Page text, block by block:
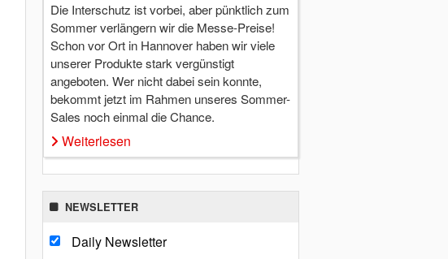
Die Interschutz ist vorbei, aber pünktlich zum
Sommer verlängern wir die Messe-Preise!
Schon vor Ort in Hannover haben wir viele
unserer Produkte stark vergünstigt
angeboten. Wer nicht dabei sein konnte,
bekommt jetzt im Rahmen unseres Sommer-
Sales noch einmal die Chance.
Weiterlesen
NEWSLETTER
Daily Newsletter